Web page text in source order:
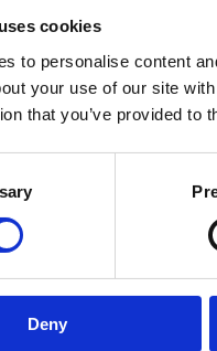
cookies
to personalise content
your use of our site
that you’ve provided to
Deny